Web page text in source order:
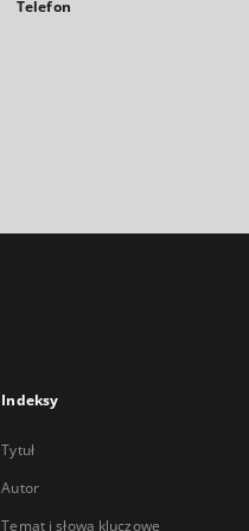
Telefon
Indeksy
Tytuł
Autor
Temat i słowa kluczowe